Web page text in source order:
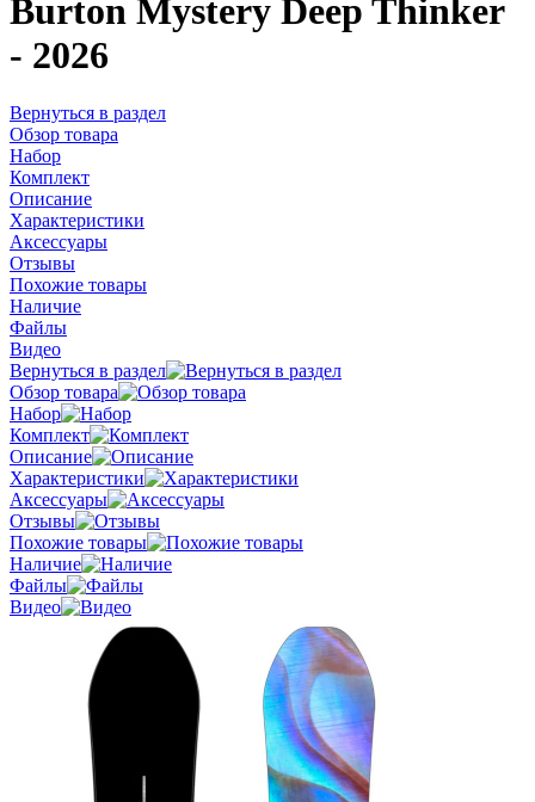
Burton Mystery Deep Thinker
- 2026
Вернуться в раздел
Обзор товара
Набор
Комплект
Описание
Характеристики
Аксессуары
Отзывы
Похожие товары
Наличие
Файлы
Видео
Вернуться в раздел
Обзор товара
Набор
Комплект
Описание
Характеристики
Аксессуары
Отзывы
Похожие товары
Наличие
Файлы
Видео